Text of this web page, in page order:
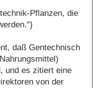
Pflanzen, die
daß Gentechnisch
und es zitiert eine
von der